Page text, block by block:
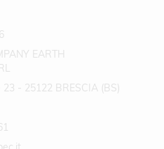
EARTH
- 25122 BRESCIA (BS)